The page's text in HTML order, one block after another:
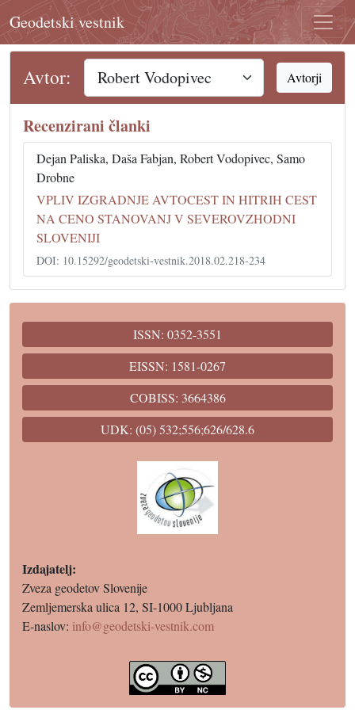
Geodetski vestnik
Avtor: Avtorji
Recenzirani članki
Dejan Paliska, Daša Fabjan, Robert Vodopivec, Samo
Drobne
VPLIV IZGRADNJE AVTOCEST IN HITRIH CEST
NA CENO STANOVANJ V SEVEROVZHODNI
SLOVENIJI
DOI: 10.15292/geodetski-vestnik.2018.02.218-234
ISSN: 0352-3551
EISSN: 1581-0267
COBISS: 3664386
UDK: (05) 532;556;626/628.6
Izdajatelj:
Zveza geodetov Slovenije
Zemljemerska ulica 12, SI-1000 Ljubljana
E-naslov: info@geodetski-vestnik.com